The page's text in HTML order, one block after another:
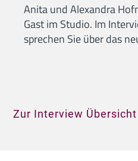
Anita und Alexandra
Gast im Studio. Im
sprechen Sie über das
Zur Interview Übersicht